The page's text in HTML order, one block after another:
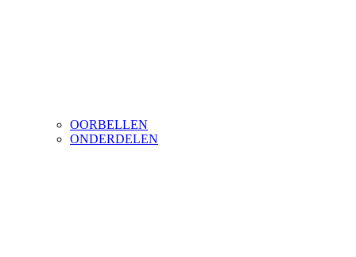
OORBELLEN
ONDERDELEN